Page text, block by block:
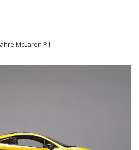
McLaren P1